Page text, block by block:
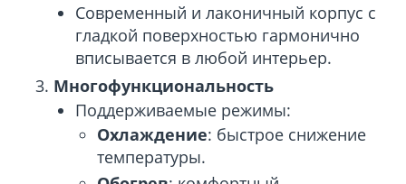
Современный и лаконичный корпус с
гладкой поверхностью гармонично
вписывается в любой интерьер.
Многофункциональность
Поддерживаемые режимы:
Охлаждение: быстрое снижение
температуры.